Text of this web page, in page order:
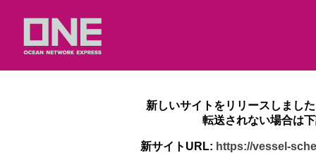
新しいサイトをリリースしまし
転送されない場合は
新サイトURL: https://vessel-